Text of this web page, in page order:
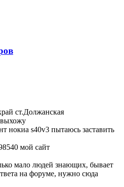
ст.Должанская
нокиа s40v3 пытаюсь заставить
мой сайт
мало людей знающих, бывает
на форуме, нужно сюда